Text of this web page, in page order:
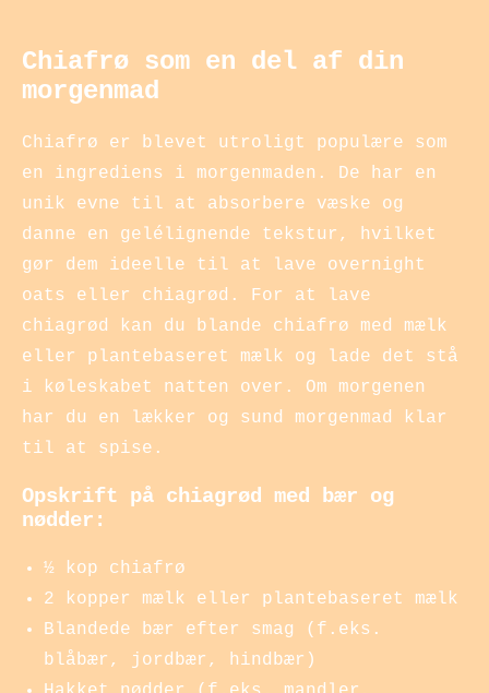
Chiafrø som en del af din
morgenmad
Chiafrø er blevet utroligt populære som
en ingrediens i morgenmaden. De har en
unik evne til at absorbere væske og
danne en gelélignende tekstur, hvilket
gør dem ideelle til at lave overnight
oats eller chiagrød. For at lave
chiagrød kan du blande chiafrø med mælk
eller plantebaseret mælk og lade det stå
i køleskabet natten over. Om morgenen
har du en lækker og sund morgenmad klar
til at spise.
Opskrift på chiagrød med bær og
nødder:
½ kop chiafrø
2 kopper mælk eller plantebaseret mælk
Blandede bær efter smag (f.eks.
blåbær, jordbær, hindbær)